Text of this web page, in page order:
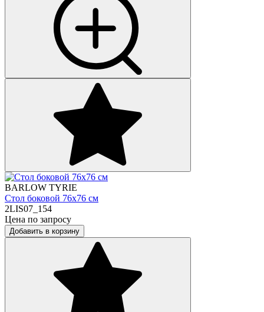
BARLOW TYRIE
Стол боковой 76х76 см
2LIS07_154
Цена по запросу
Добавить в корзину